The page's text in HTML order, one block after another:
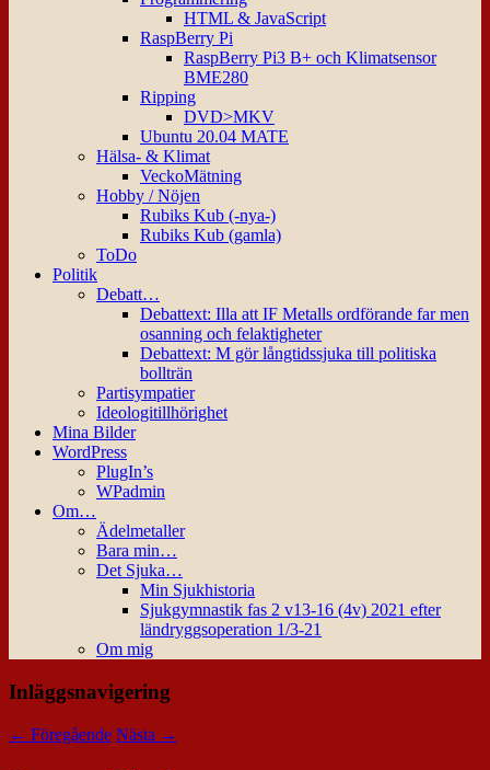
HTML & JavaScript
RaspBerry Pi
RaspBerry Pi3 B+ och Klimatsensor
BME280
Ripping
DVD>MKV
Ubuntu 20.04 MATE
Hälsa- & Klimat
VeckoMätning
Hobby / Nöjen
Rubiks Kub (-nya-)
Rubiks Kub (gamla)
ToDo
Politik
Debatt…
Debattext: Illa att IF Metalls ordförande far men
osanning och felaktigheter
Debattext: M gör långtidssjuka till politiska
bollträn
Partisympatier
Ideologitillhörighet
Mina Bilder
WordPress
PlugIn’s
WPadmin
Om…
Ädelmetaller
Bara min…
Det Sjuka…
Min Sjukhistoria
Sjukgymnastik fas 2 v13-16 (4v) 2021 efter
ländryggsoperation 1/3-21
Om mig
Inläggsnavigering
← Föregående Nästa →